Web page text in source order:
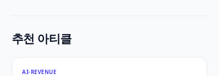
추천 아티클
AI-REVENUE